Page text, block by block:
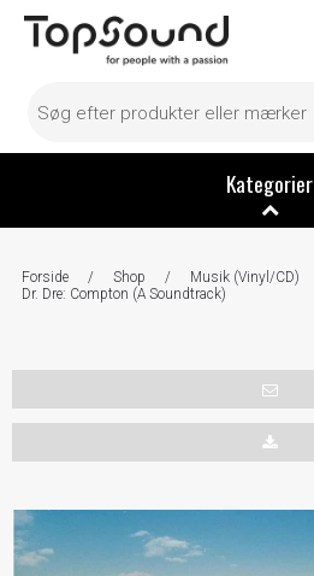
Kategorier
Forside / Shop / Musik (Vinyl/CD)
Dr. Dre: Compton (A Soundtrack)